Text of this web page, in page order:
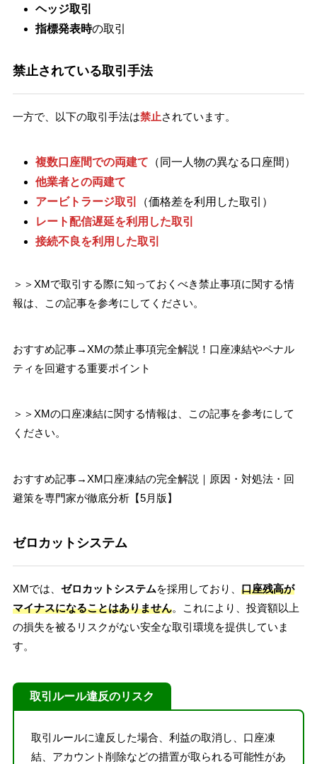
ヘッジ取引
指標発表時の取引
禁止されている取引手法
一方で、以下の取引手法は禁止されています。
複数口座間での両建て （同一人物の異なる口座間）
他業者との両建て
アービトラージ取引
（価格差を利用した取引）
レート配信遅延を利用した取引
接続不良を利用した取引
＞＞XMで取引する際に知っておくべき禁止事項に関する情
報は、この記事を参考にしてください。
おすすめ記事→XMの禁止事項完全解説！口座凍結やペナル
ティを回避する重要ポイント
＞＞XMの口座凍結に関する情報は、この記事を参考にして
ください。
おすすめ記事→XM口座凍結の完全解説｜原因・対処法・回
避策を専門家が徹底分析【5月版】
ゼロカットシステム
XMでは、 ゼロカットシステムを採用しており、 口座残高が
マイナスになることはありません。これにより、投資額以上
の損失を被るリスクがない安全な取引環境を提供していま
す。
取引ルール違反のリスク
取引ルールに違反した場合、利益の取消し、口座凍
結、アカウント削除などの措置が取られる可能性があ